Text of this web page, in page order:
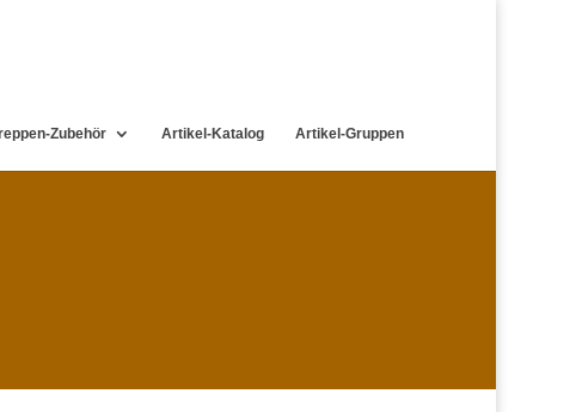
Zubehör Artikel-Katalog Artikel-Gruppen